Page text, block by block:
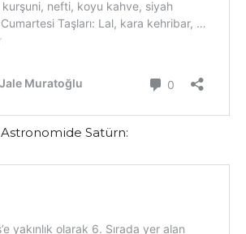
Astronomide Satürn: